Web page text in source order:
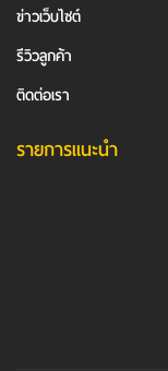
ข่าวเว็บไซต์
รีวิวลูกค้า
ติดต่อเรา
รายการแนะนำ